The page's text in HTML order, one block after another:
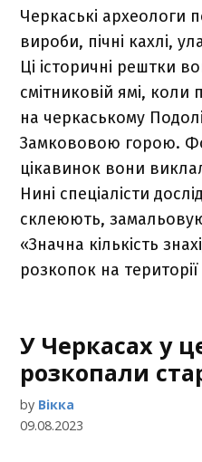
Черкаські археологи
вироби, пічні кахлі,
Ці історичні рештки
смітниковій ямі,
на черкаському
Замкововою горою.
цікавинок вони
Нині спеціалісти
склеюють,
«Значна кількість
розкопок на
У Черкасах у
розкопали
by Вікка
09.08.2023